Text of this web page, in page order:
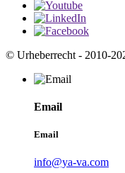
© Urheberrecht - 2010-
Email
Email
info@ya-va.com